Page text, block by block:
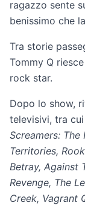
ragazzo sente
benissimo che
Tra storie
Tommy Q
rock star.
Dopo lo show,
televisivi, tra
Screamers: The
Territories,
Betray, Against
Revenge, The
Creek, Vagrant